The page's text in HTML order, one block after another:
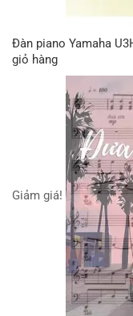
Đàn piano Yamaha
giỏ hàng
Giảm giá!